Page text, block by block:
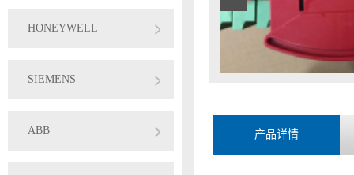
HONEYWELL
SIEMENS
ABB 产品详情